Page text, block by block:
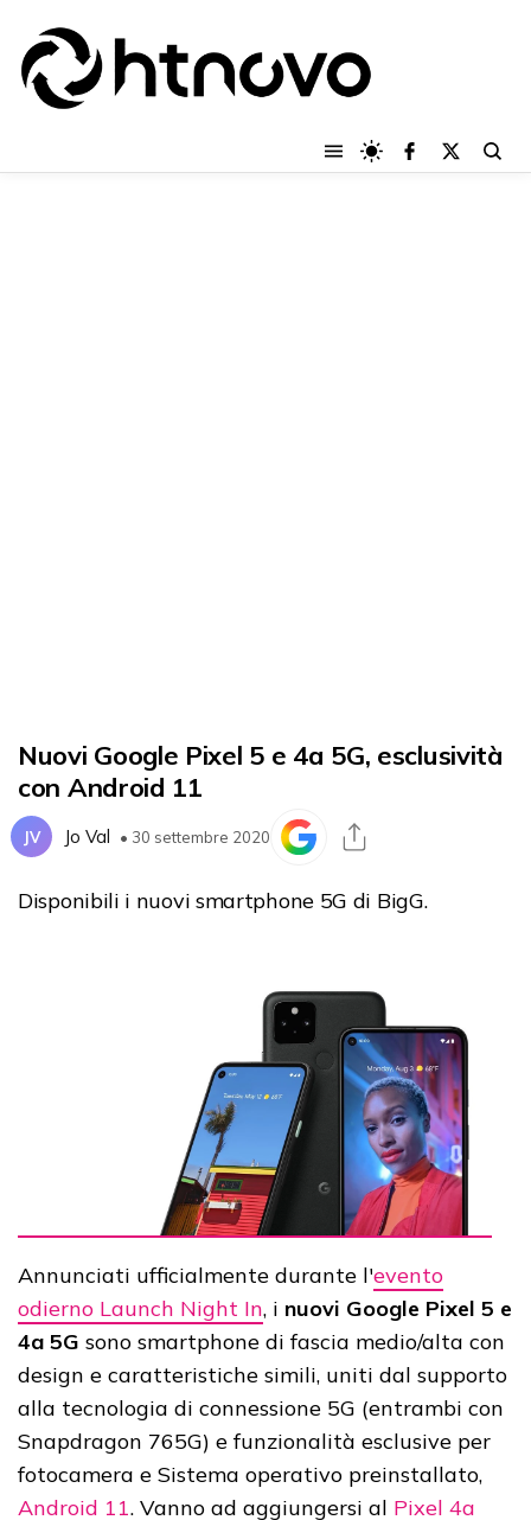
Nuovi Google Pixel 5 e 4a 5G, esclusività
con Android 11
JV Jo Val • 30 settembre 2020
Disponibili i nuovi smartphone 5G di BigG.
Annunciati ufficialmente durante l'evento
odierno Launch Night In, i nuovi Google Pixel 5 e
4a 5G sono smartphone di fascia medio/alta con
design e caratteristiche simili, uniti dal supporto
alla tecnologia di connessione 5G (entrambi con
Snapdragon 765G) e funzionalità esclusive per
fotocamera e Sistema operativo preinstallato,
Android 11. Vanno ad aggiungersi al Pixel 4a